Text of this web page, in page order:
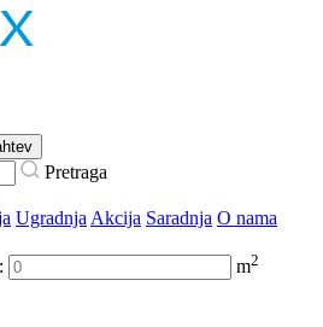
Pretraga
Ugradnja Akcija Saradnja O nama
m2